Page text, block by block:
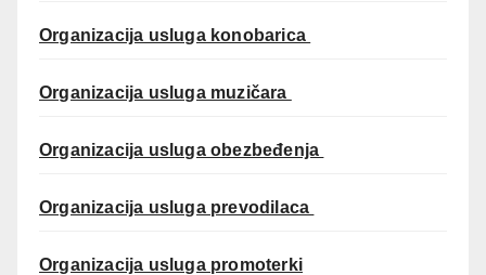
Organizacija usluga konobarica
Organizacija usluga muzičara
Organizacija usluga obezbeđenja
Organizacija usluga prevodilaca
Organizacija usluga promoterki